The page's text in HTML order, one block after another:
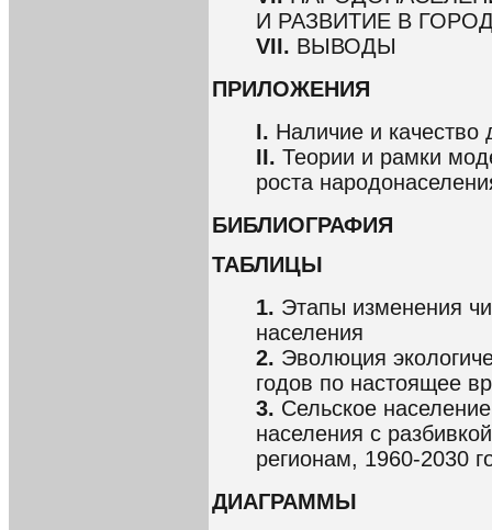
И РАЗВИТИЕ В
VII. ВЫВОДЫ
ПРИЛОЖЕНИЯ
I. Наличие и качество
II. Теории и рамки
роста
БИБЛИОГРАФИЯ
ТАБЛИЦЫ
1. Этапы изменения
населения
2. Эволюция
годов по настоящее
3. Сельское
населения с
регионам, 1960-2030
ДИАГРАММЫ